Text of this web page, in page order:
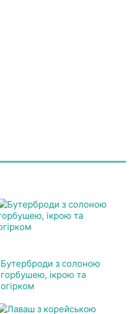
Бутерброди з солоною
горбушею, ікрою та
огірком